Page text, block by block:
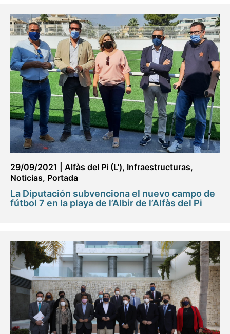
29/09/2021 Alfàs del Pi (L'), Infraestructuras,
Noticias, Portada
La Diputación subvenciona el nuevo campo de
fútbol 7 en la playa de l’Albir de l’Alfàs del Pi